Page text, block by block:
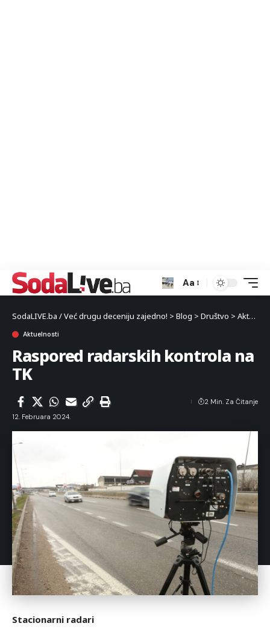
Aa
SodaLIVE.ba / Već drugu deceniju zajedno! > Blog > Društvo > Aktuelnosti
Aktuelnosti
Raspored radarskih kontrola na
TK
12. Februara 2024.
2 Min. Za Čitanje
Stacionarni radari